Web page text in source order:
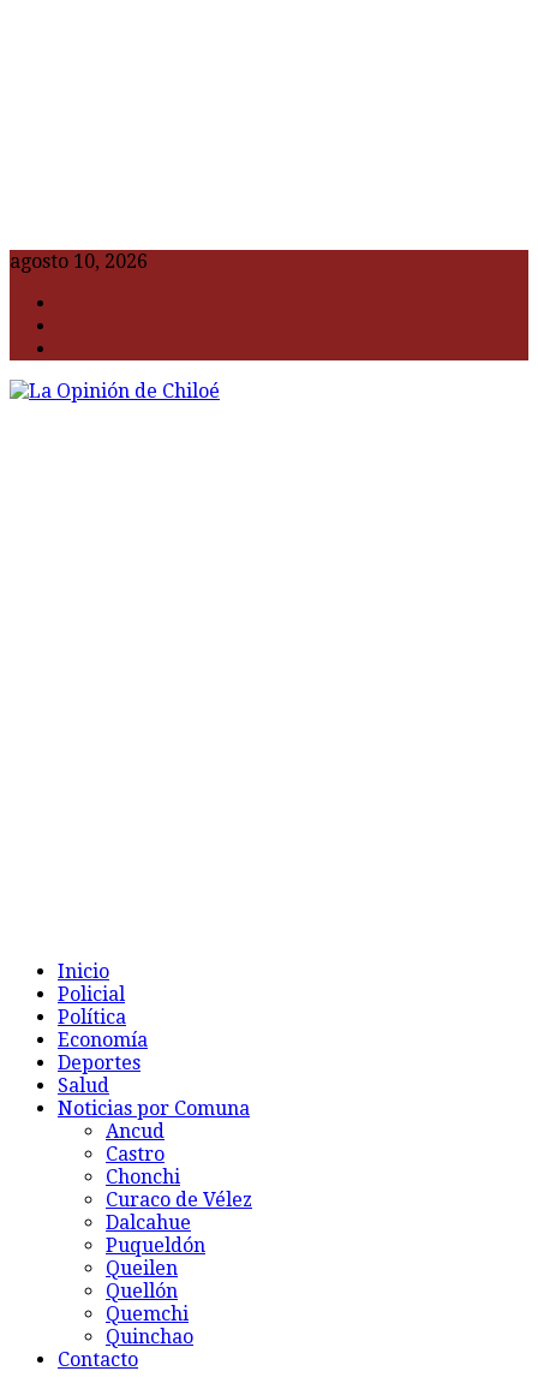
agosto 10, 2026
Inicio
Policial
Política
Economía
Deportes
Salud
Noticias por Comuna
Ancud
Castro
Chonchi
Curaco de Vélez
Dalcahue
Puqueldón
Queilen
Quellón
Quemchi
Quinchao
Contacto